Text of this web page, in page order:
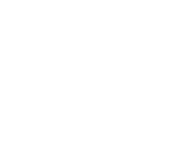
す
す